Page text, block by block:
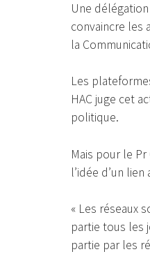
Une
convaincre les
la
Les
HAC juge cet
politique.
Mais pour le
l’idée d’un
« Les réseaux
partie tous les
partie par les